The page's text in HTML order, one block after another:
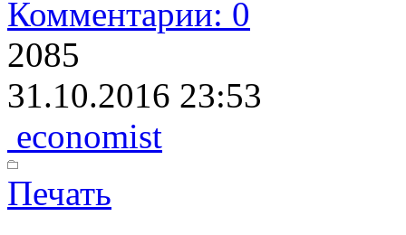
Комментарии: 0
2085
31.10.2016 23:53
economist
Печать